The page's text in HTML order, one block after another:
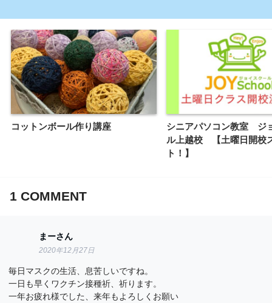
コットンボール作り講座
シニアパソコン教室 ジ
ル上越校 【土曜日開校
ト！】
1 COMMENT
まーさん
2020年12月27日
毎日マスクの生活、息苦しいですね。
一日も早くワクチン接種祈、祈ります。
一年お疲れ様でした、来年もよろしくお願い